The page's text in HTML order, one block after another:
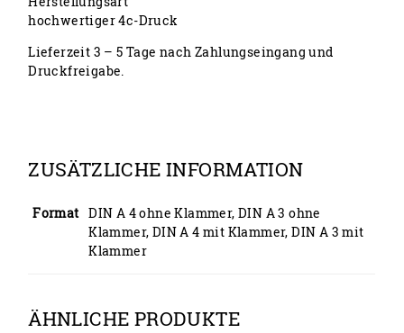
hochwertiger 4c-Druck
Lieferzeit 3 – 5 Tage nach Zahlungseingang und
Druckfreigabe.
ZUSÄTZLICHE INFORMATION
Format DIN A 4 ohne Klammer, DIN A 3 ohne
Klammer, DIN A 4 mit Klammer, DIN A 3 mit
Klammer
ÄHNLICHE PRODUKTE